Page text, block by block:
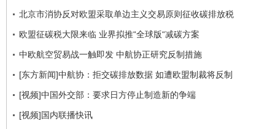
北京市消协反对欧盟采取单边主义交易原则征收碳排放税
欧盟征碳税大限来临 业界拟推“全球版“减碳方案
中欧航空贸易战一触即发 中航协正研究反制措施
[东方新闻]中航协：拒交碳排放数据 如遭欧盟制裁将反制
[视频]中国外交部：要求日方停止制造新的争端
[视频]国内联播快讯